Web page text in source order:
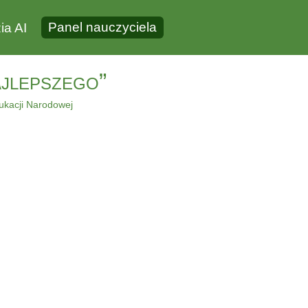
AI Panel nauczyciela
Narodowej